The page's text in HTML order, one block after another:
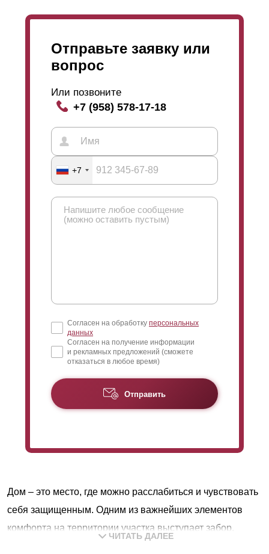
Отправьте заявку или
вопрос
Или позвоните
+7 (958) 578-17-18
+7
Согласен на обработку персональных
данных
Согласен на получение информации
и рекламных предложений (сможете
отказаться в любое время)
Отправить
Дом – это место, где можно расслабиться и чувствовать
себя защищенным. Одним из важнейших элементов
комфорта на территории участка выступает забор.
ЧИТАТЬ ДАЛЕЕ